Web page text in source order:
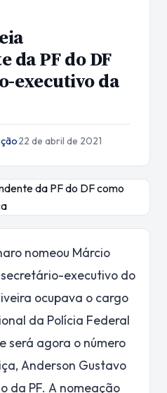
da PF do DF
executivo da
·22 de abril de 2021
nomeou Márcio
executivo do
ocupava o cargo
da Polícia Federal
será agora o número
Anderson Gustavo
da PF. A nomeação